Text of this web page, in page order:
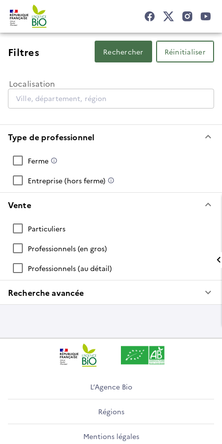
Filtres Rechercher Réinitialiser
Localisation
Type de professionnel keyboard_arrow_down
Ferme
Entreprise (hors ferme)
Vente keyboard_arrow_down
Particuliers
Professionnels (en gros)
Professionnels (au détail)
Recherche avancée keyboard_arrow_down
L’Agence Bio
Régions
Mentions légales